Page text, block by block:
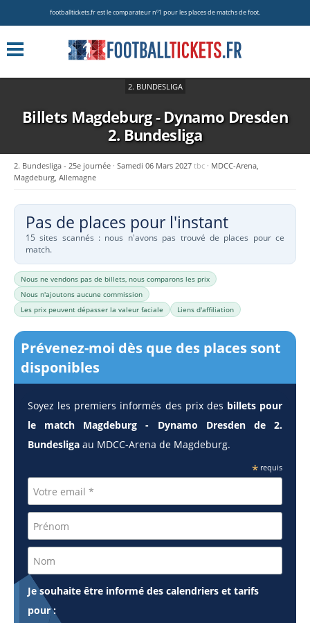
footballtickets.fr est le comparateur nº1 pour les places de matchs de foot.
2. BUNDESLIGA
Billets Magdeburg - Dynamo Dresden
2. Bundesliga
2. Bundesliga - 25e journée Samedi 06 Mars 2027 tbc
MDCC-Arena,
Magdeburg, Allemagne
Pas de places pour l'instant
15 sites scannés : nous n'avons pas trouvé de places pour ce
match.
Nous ne vendons pas de billets, nous comparons les prix
Nous n'ajoutons aucune commission
Les prix peuvent dépasser la valeur faciale
Liens d'affiliation
Prévenez-moi dès que des places sont
disponibles
Soyez les premiers informés des prix des billets pour
le match Magdeburg - Dynamo Dresden de 2.
Bundesligaau MDCC-Arena de Magdeburg.
* requis
Je souhaite être informé des calendriers et tarifs
pour :